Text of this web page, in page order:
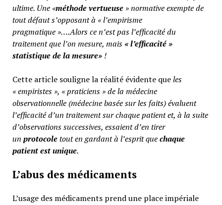
ultime. Une «méthode vertueuse» normative exempte de
tout défaut s’opposant à « l’empirisme
pragmatique »….Alors ce n’est pas l’efficacité du
traitement que l’on mesure, mais «l’efficacité »
statistique de la mesure» !
Cette article souligne la réalité évidente queles
« empiristes », « praticiens » de la médecine
observationnelle (médecine basée sur les faits) évaluent
l’efficacité d’un traitement sur chaque patient et, à la suite
d’observations successives, essaient d’en tirer
un protocoletout en gardant à l’esprit quechaque
patient est unique.
L’abus des médicaments
L’usage des médicaments prend une place impériale